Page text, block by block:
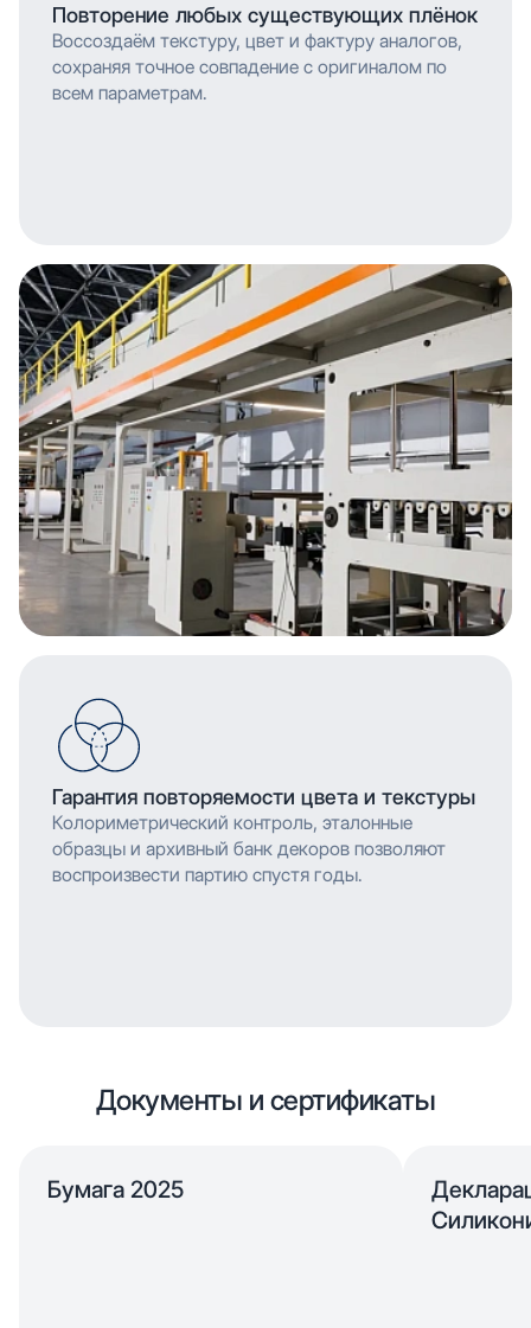
Повторение любых существующих плёнок
Воссоздаём текстуру, цвет и фактуру аналогов,
сохраняя точное совпадение с оригиналом по
всем параметрам.
Гарантия повторяемости цвета и текстуры
Колориметрический контроль, эталонные
образцы и архивный банк декоров позволяют
воспроизвести партию спустя годы.
Документы и сертификаты
Бумага 2025